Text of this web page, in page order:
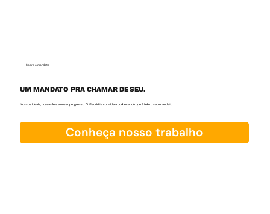
Sobre o mandato
UM MANDATO PRA CHAMAR DE SEU.
Nossos ideais, nossas leis e nosso progresso. O Maurici te convida a conhecer do que é feito o seu mandato:
Conheça nosso trabalho